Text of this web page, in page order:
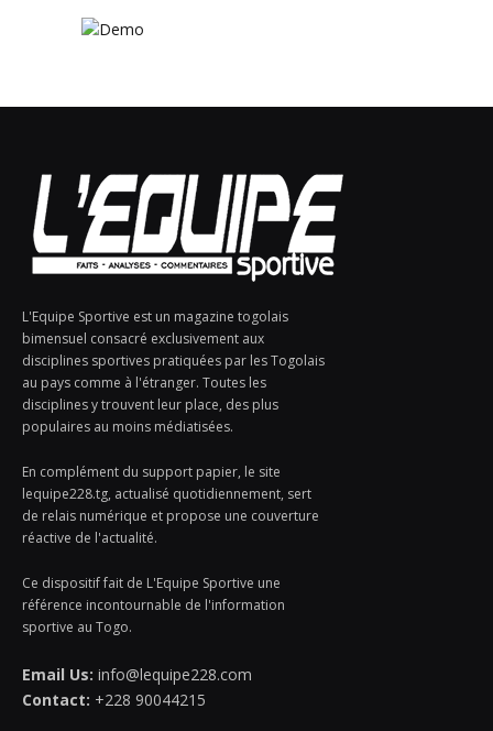
L'Equipe Sportive est un magazine togolais
bimensuel consacré exclusivement aux
disciplines sportives pratiquées par les Togolais
au pays comme à l'étranger. Toutes les
disciplines y trouvent leur place, des plus
populaires au moins médiatisées.
En complément du support papier, le site
lequipe228.tg, actualisé quotidiennement, sert
de relais numérique et propose une couverture
réactive de l'actualité.
Ce dispositif fait de L'Equipe Sportive une
référence incontournable de l'information
sportive au Togo.
Email Us: info@lequipe228.com
Contact: +228 90044215